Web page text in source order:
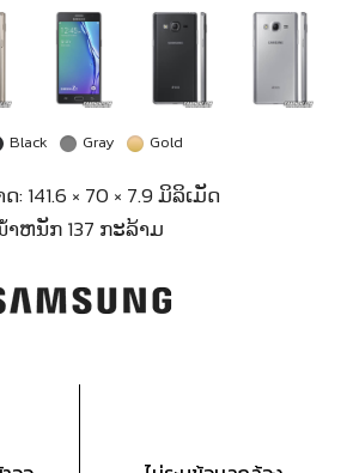
Black Gray Gold
141.6 × 70 × 7.9 ມິລິເມັດ
ຳຫນັກ 137 ກະລ້າມ